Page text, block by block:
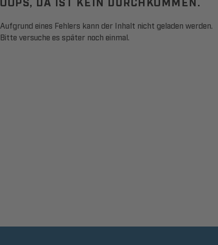
Aufgrund eines Fehlers kann der Inhalt nicht geladen werden.
Bitte versuche es später noch einmal.